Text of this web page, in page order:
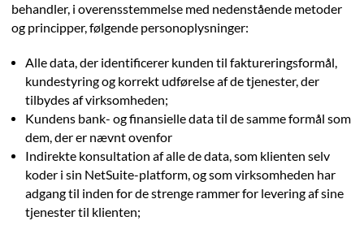
behandler, i overensstemmelse med nedenstående metoder
og principper, følgende personoplysninger:
Alle data, der identificerer kunden til faktureringsformål,
kundestyring og korrekt udførelse af de tjenester, der
tilbydes af virksomheden;
Kundens bank- og finansielle data til de samme formål som
dem, der er nævnt ovenfor
Indirekte konsultation af alle de data, som klienten selv
koder i sin NetSuite-platform, og som virksomheden har
adgang til inden for de strenge rammer for levering af sine
tjenester til klienten;